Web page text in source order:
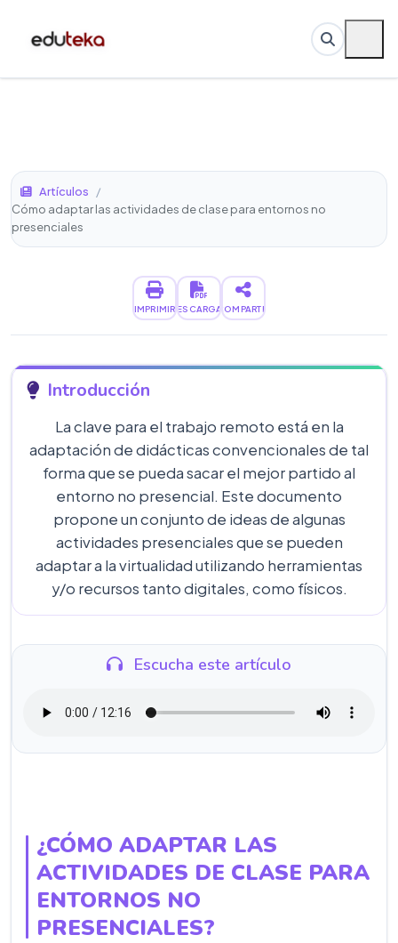
Artículos
/
Cómo adaptar las actividades de clase para entornos no
presenciales
IMPRIMIRDESCARGARCOMPARTIR
Introducción
La clave para el trabajo remoto está en la
adaptación de didácticas convencionales de tal
forma que se pueda sacar el mejor partido al
entorno no presencial. Este documento
propone un conjunto de ideas de algunas
actividades presenciales que se pueden
adaptar a la virtualidad utilizando herramientas
y/o recursos tanto digitales, como físicos.
Escucha este artículo
¿CÓMO ADAPTAR LAS
ACTIVIDADES DE CLASE PARA
ENTORNOS NO
PRESENCIALES?